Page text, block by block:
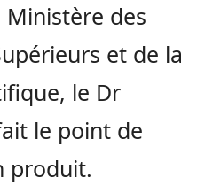
des
et de la
le Dr
le point de
produit.